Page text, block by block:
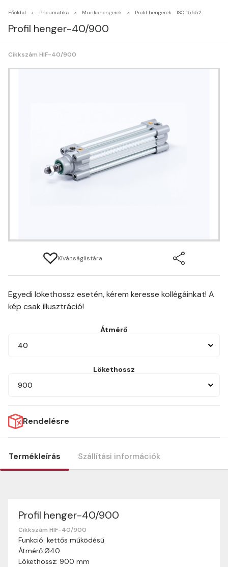
Főoldal Pneumatika Munkahengerek Profil hengerek - ISO 15552
Profil henger-40/900
Cikkszám HIF-40/900
Kívánságlistára
Egyedi lökethossz esetén, kérem keresse kollégáinkat! A
kép csak illusztráció!
Átmérő
40
Lökethossz
900
Rendelésre
Termékleírás Szállítási információk
Profil henger-40/900
Cikkszám HIF-40/900
Funkció: kettős működésű
Átmérő:Ø40
Lökethossz: 900 mm
Szállítási információk
Nagyon köszönjük, hogy webshopunkat választottátok
vásárlásaitokhoz. Az alábbiakban megtaláljátok szállítási
információinkat, hogy a vásárlásotok gördülékenyen és
zökkenőmentesen történhessen.